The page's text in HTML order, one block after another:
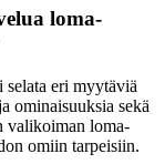
loma-
eri myytäviä
ominaisuuksia sekä
valikoiman loma-
omiin tarpeisiin.